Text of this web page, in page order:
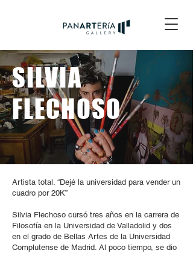
SILVIA
FLECHOSO
Artista total. “Dejé la universidad para vender un
cuadro por 20K”
Silvia Flechoso cursó tres años en la carrera de
Filosofía en la Universidad de Valladolid y dos
en el grado de Bellas Artes de la Universidad
Complutense de Madrid. Al poco tiempo, se dio